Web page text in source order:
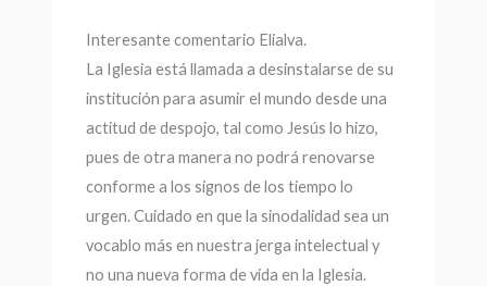
Interesante comentario Elialva.
La Iglesia está llamada a desinstalarse de su
institución para asumir el mundo desde una
actitud de despojo, tal como Jesús lo hizo,
pues de otra manera no podrá renovarse
conforme a los signos de los tiempo lo
urgen. Cuidado en que la sinodalidad sea un
vocablo más en nuestra jerga intelectual y
no una nueva forma de vida en la Iglesia.